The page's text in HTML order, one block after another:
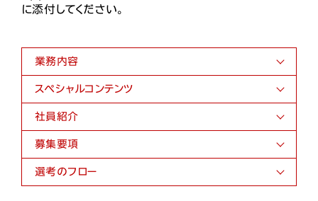
に添付してください。
業務内容
スペシャルコンテンツ
社員紹介
募集要項
選考のフロー